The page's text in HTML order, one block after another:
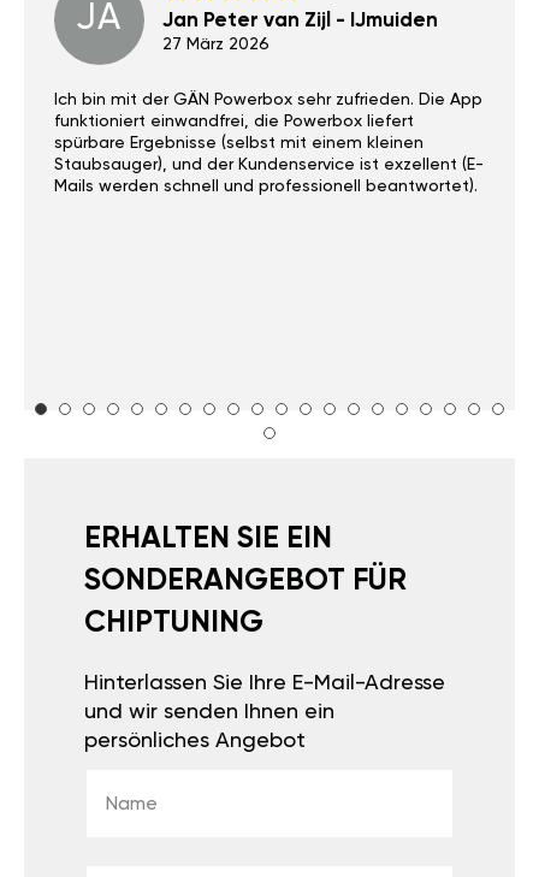
JA Jan Peter van Zijl - IJmuiden
27 März 2026
Ich bin mit der GÄN Powerbox sehr zufrieden. Die App
funktioniert einwandfrei, die Powerbox liefert
spürbare Ergebnisse (selbst mit einem kleinen
Staubsauger), und der Kundenservice ist exzellent (E-
Mails werden schnell und professionell beantwortet).
ERHALTEN SIE EIN
SONDERANGEBOT FÜR
CHIPTUNING
Hinterlassen Sie Ihre E-Mail-Adresse
und wir senden Ihnen ein
persönliches Angebot